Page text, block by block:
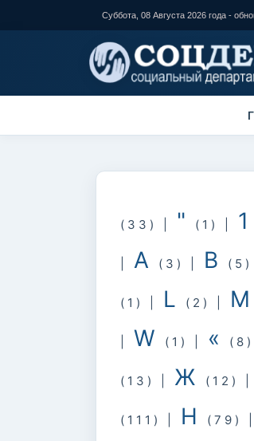
основному
Суббота, 08 Августа 2026 года -
(33) " (1) 1
A (3) B (5)
(1) L (2) M
W (1) « (8)
(13) Ж (12)
(111) Н (79)